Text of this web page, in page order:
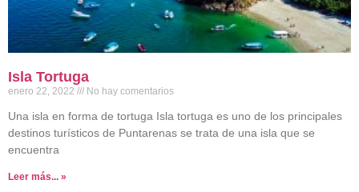
Isla Tortuga
enero 22, 2022 No hay comentarios
Una isla en forma de tortuga Isla tortuga es uno de los principales
destinos turísticos de Puntarenas se trata de una isla que se
encuentra
Leer más... »